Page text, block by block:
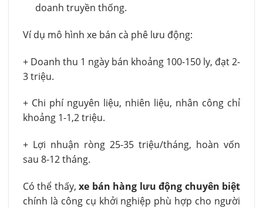
doanh truyền thống.
Ví dụ mô hình xe bán cà phê lưu động:
+ Doanh thu 1 ngày bán khoảng 100-150 ly, đạt 2-
3 triệu.
+ Chi phí nguyên liệu, nhiên liệu, nhân công chỉ
khoảng 1-1,2 triệu.
+ Lợi nhuận ròng 25-35 triệu/tháng, hoàn vốn
sau 8-12 tháng.
Có thể thấy,xe bán hàng lưu động chuyên biệt
chính là công cụ khởi nghiệp phù hợp cho người